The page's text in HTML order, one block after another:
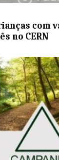
com
no CERN